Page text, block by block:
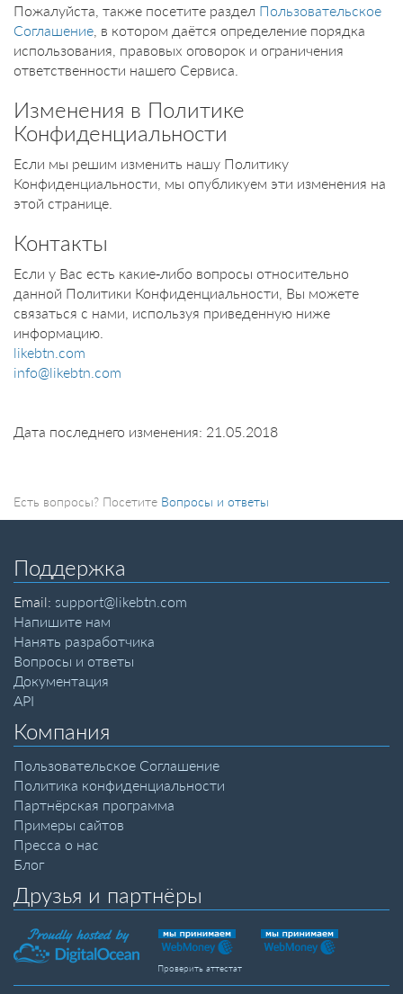
Пожалуйста, также посетите раздел Пользовательское
Соглашение, в котором даётся определение порядка
использования, правовых оговорок и ограничения
ответственности нашего Сервиса.
Изменения в Политике
Конфиденциальности
Если мы решим изменить нашу Политику
Конфиденциальности, мы опубликуем эти изменения на
этой странице.
Контакты
Если у Вас есть какие-либо вопросы относительно
данной Политики Конфиденциальности, Вы можете
связаться с нами, используя приведенную ниже
информацию.
likebtn.com
info@likebtn.com
Дата последнего изменения: 21.05.2018
Есть вопросы? Посетите Вопросы и ответы
Поддержка
Email: support@likebtn.com
Напишите нам
Нанять разработчика
Вопросы и ответы
Документация
API
Компания
Пользовательское Соглашение
Политика конфиденциальности
Партнёрская программа
Примеры сайтов
Пресса о нас
Блог
Друзья и партнёры
Проверить аттестат